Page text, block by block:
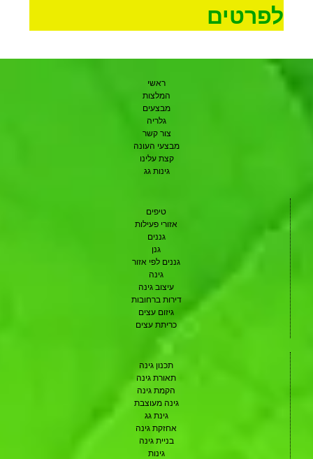
לפרטים
ראשי
המלצות
מבצעים
גלריה
צור קשר
מבצעי העונה
קצת עלינו
גינות גג
טיפים
אזורי פעילות
גננים
גנן
גננים לפי אזור
גינה
עיצוב גינה
דירות ברחובות
גיזום עצים
כריתת עצים
תכנון גינה
תאורת גינה
הקמת גינה
גינה מעוצבת
גינת גג
אחזקת גינה
בניית גינה
גינות